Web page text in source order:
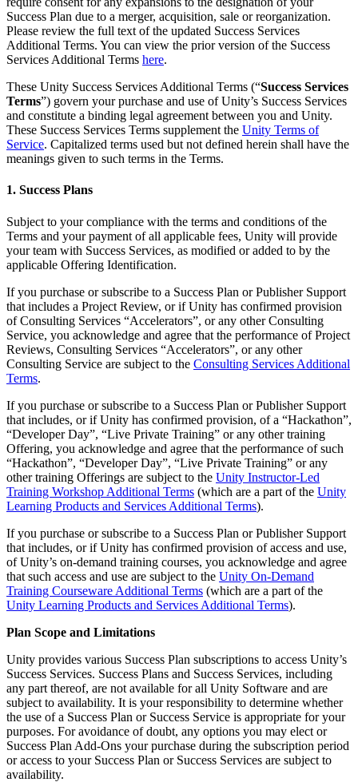
Unity
LiveOps
Анализ после запуска и операции с живыми играми
Привлечение пользователей
Будьте замечены и привлекайте мобильных пользователей
Встроенные покупки
Соединяйте игроков с подходящими играми
Рекламируйте с помощью Unity
Монетизируйте с помощью
Unity
Примеры использования
Мобильные игры
Создавайте и развивайте мобильные хиты с Unity
Инди-игры
Выпускайте большие игры с небольшими командами
Запускайте XR-игры на разных платформах
Многопользовательские игры
Упрощенное создание многопользовательских игр
Торговля
Преобразовать опыт в магазине в онлайн-опыт
Автомобильная отрасль
Увеличьте инновации и впечатления в автомобиле
Посмотреть все отрасли
Дополнительная информация
Истории успеха
Истории успеха из реальной жизни
Руководства по лучшим практикам
Советы и хитрости от экспертов
Демонстрационные проекты
Демо-версии, образцы и строительные блоки
Что нового
Блог
Обновления, информация и технические советы
Новости
Присоединяйтесь к разработчикам, креаторам и инсайдерам
Награды Unity
Празднование Unity-креаторов по всему миру
Практические руководства
Практические советы и лучшие практики
Образование
Для студентов
Запустите свою карьеру
Для преподавателей
Улучшите свое преподавание
Лицензия Education Grant
Программы сертификации
Докажите свое мастерство в Unity
Success Plan due to a merger, acquisition, sale or reorganization.
Please review the full text of the updated Success Services
Additional Terms. You can view the prior version of the Success
Services Additional Terms here.
These Unity Success Services Additional Terms (“Success Services
Terms”) govern your purchase and use of Unity’s Success Services
and constitute a binding legal agreement between you and Unity.
These Success Services Terms supplement the Unity Terms of
Service. Capitalized terms used but not defined herein shall have the
meanings given to such terms in the Terms.
1. Success Plans
Subject to your compliance with the terms and conditions of the
Terms and your payment of all applicable fees, Unity will provide
your team with Success Services, as modified or added to by the
applicable Offering Identification.
If you purchase or subscribe to a Success Plan or Publisher Support
that includes a Project Review, or if Unity has confirmed provision
of Consulting Services “Accelerators”, or any other Consulting
Service, you acknowledge and agree that the performance of Project
Reviews, Consulting Services “Accelerators”, or any other
Consulting Service are subject to the Consulting Services Additional
Terms.
If you purchase or subscribe to a Success Plan or Publisher Support
that includes, or if Unity has confirmed provision, of a “Hackathon”,
“Developer Day”, “Live Private Training” or any other training
Offering, you acknowledge and agree that the performance of such
“Hackathon”, “Developer Day”, “Live Private Training” or any
other training Offerings are subject to the Unity Instructor-Led
Training Workshop Additional Terms (which are a part of the Unity
Learning Products and Services Additional Terms).
If you purchase or subscribe to a Success Plan or Publisher Support
that includes, or if Unity has confirmed provision of access and use,
of Unity’s on-demand training courses, you acknowledge and agree
that such access and use are subject to the Unity On-Demand
Training Courseware Additional Terms (which are a part of the
Unity Learning Products and Services Additional Terms).
Plan Scope and Limitations
Unity provides various Success Plan subscriptions to access Unity’s
Success Services. Success Plans and Success Services, including
any part thereof, are not available for all Unity Software and are
subject to availability. It is your responsibility to determine whether
the use of a Success Plan or Success Service is appropriate for your
purposes. For avoidance of doubt, any options you may elect or
Success Plan Add-Ons your purchase during the subscription period
or access to your Success Plan or Success Services are subject to
availability.